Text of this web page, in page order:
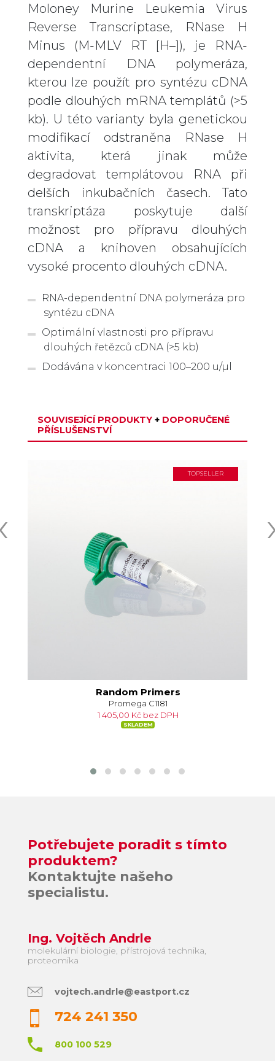
Moloney Murine Leukemia Virus
Reverse Transcriptase, RNase H
Minus (M-MLV RT [H–]), je RNA-
dependentní DNA polymeráza,
kterou lze použít pro syntézu cDNA
podle dlouhých mRNA templátů (>5
kb). U této varianty byla genetickou
modifikací odstraněna RNase H
aktivita, která jinak může
degradovat templátovou RNA při
delších inkubačních časech. Tato
transkriptáza poskytuje další
možnost pro přípravu dlouhých
cDNA a knihoven obsahujících
vysoké procento dlouhých cDNA.
RNA-dependentní DNA polymeráza pro
syntézu cDNA
Optimální vlastnosti pro přípravu
dlouhých řetězců cDNA (>5 kb)
Dodávána v koncentraci 100–200 u/µl
SOUVISEJÍCÍ PRODUKTY +DOPORUČENÉ
PŘÍSLUŠENSTVÍ
Random Primers
Promega C1181
1 405,00 Kč bez DPH
SKLADEM
TOPSELLER
Potřebujete poradit s tímto
produktem?
Kontaktujte našeho
specialistu.
Ing. Vojtěch Andrle
molekulární biologie, přístrojová technika,
proteomika
vojtech.andrle@eastport.cz
724 241 350
800 100 529